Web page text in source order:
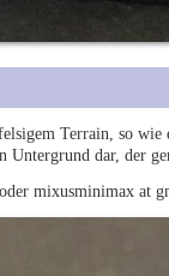
Terrain, so
dar, der
mixusminimax at